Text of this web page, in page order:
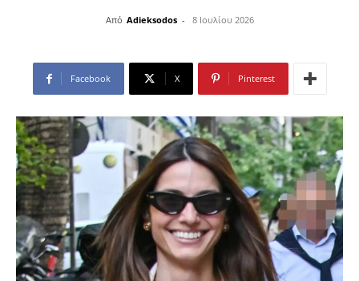
Από Adieksodos - 8 Ιουλίου 2026
Facebook X Pinterest